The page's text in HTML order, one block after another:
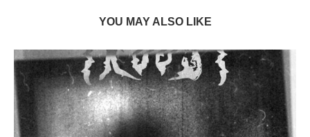
YOU MAY ALSO LIKE